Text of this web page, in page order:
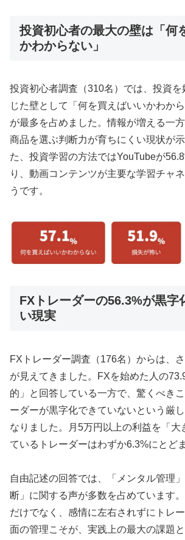
投資初心者の最大の壁は「何
かわからない」
投資初心者調査（310名）では、投資
じた壁として「何を買えばいいかわか
が最多を占めました。情報が増える一
商品を選ぶ判断力が育ちにくい現状が
た、投資学習の方法ではYouTubeが
り、動画コンテンツが主要な学習チャ
うです。
FXトレーダーの56.3%が黒字
い現実
FXトレーダー調査（176名）からは、
が見えてきました。FXを始めた人の
的」と回答している一方で、驚くべき
ーダーが黒字化できていないという厳
なりました。月5万円以上の利益を「大
ているトレーダーはわずか6.3%にとど
自由記述の回答では、「メンタル管理
断」に関する声が多数を占めています
だけでなく、感情に左右されずにトレ
面の管理こそが、実践上の最大の課題